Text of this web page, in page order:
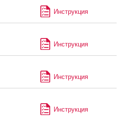
Инструкция
Инструкция
Инструкция
Инструкция